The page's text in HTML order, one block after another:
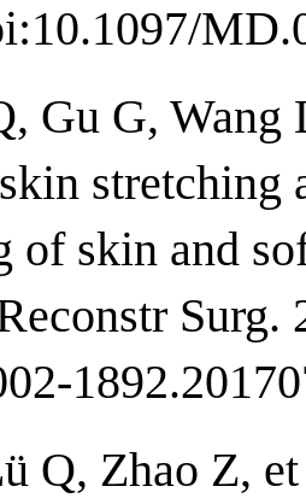
Gu G,
stretching
of skin and
Q, Zhao Z,